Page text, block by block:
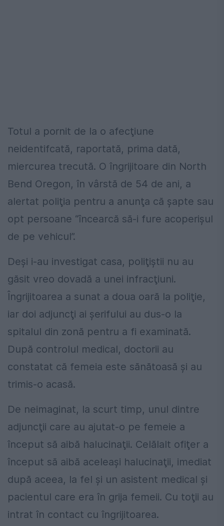
Totul a pornit de la o afecţiune
neidentifcată, raportată, prima dată,
miercurea trecută. O îngrijitoare din North
Bend Oregon, în vârstă de 54 de ani, a
alertat poliţia pentru a anunţa că şapte sau
opt persoane “încearcă să-i fure acoperişul
de pe vehicul”.
Deşi i-au investigat casa, poliţiştii nu au
găsit vreo dovadă a unei infracţiuni.
Îngrijitoarea a sunat a doua oară la poliţie,
iar doi adjuncţi ai şerifului au dus-o la
spitalul din zonă pentru a fi examinată.
După controlul medical, doctorii au
constatat că femeia este sănătoasă şi au
trimis-o acasă.
De neimaginat, la scurt timp, unul dintre
adjuncţii care au ajutat-o pe femeie a
început să aibă halucinaţii. Celălalt ofiţer a
început să aibă aceleaşi halucinaţii, imediat
după aceea, la fel şi un asistent medical şi
pacientul care era în grija femeii. Cu toţii au
intrat în contact cu îngrijitoarea.